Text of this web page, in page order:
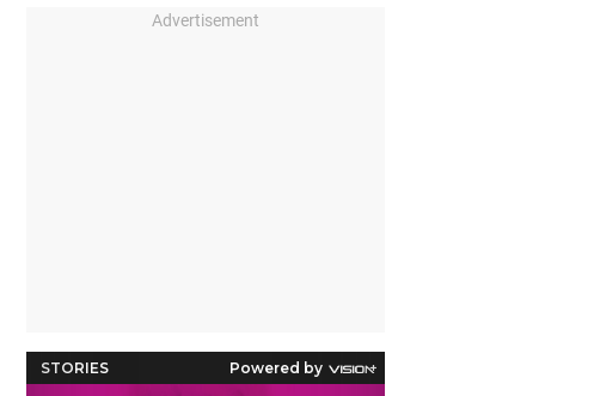
Advertisement